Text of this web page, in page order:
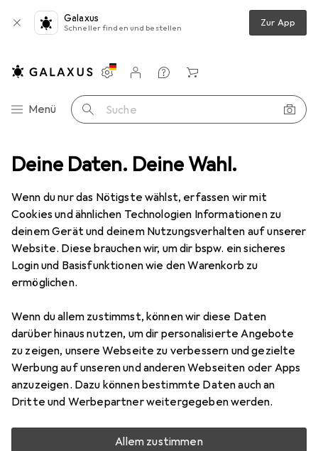
Deine Daten. Deine Wahl.
Wenn du nur das Nötigste wählst, erfassen wir mit
Cookies und ähnlichen Technologien Informationen zu
deinem Gerät und deinem Nutzungsverhalten auf unserer
Website. Diese brauchen wir, um dir bspw. ein sicheres
Login und Basisfunktionen wie den Warenkorb zu
ermöglichen.
Wenn du allem zustimmst, können wir diese Daten
darüber hinaus nutzen, um dir personalisierte Angebote
zu zeigen, unsere Webseite zu verbessern und gezielte
Werbung auf unseren und anderen Webseiten oder Apps
anzuzeigen. Dazu können bestimmte Daten auch an
Dritte und Werbepartner weitergegeben werden.
Allem zustimmen
Galaxus
Schneller finden und bestellen Zur App
Navigation nach Kategorien
Menü Suche
Einstellungen
Kundenkonto
Vergleichslisten
Merklisten
Warenkorb
Displays Monitor Apple Studio Display Standard
10 Bilder
Apple Studio Display Standard
5120 x 2880 Pixel, 27"
396
Bewertungen Marke
Mehr von Apple
Testberichte
Sehr gut bei 7 Tests